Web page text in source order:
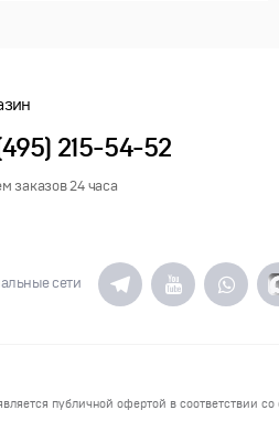
215-54-52
заказов 24 часа
сети
публичной офертой в соответствии